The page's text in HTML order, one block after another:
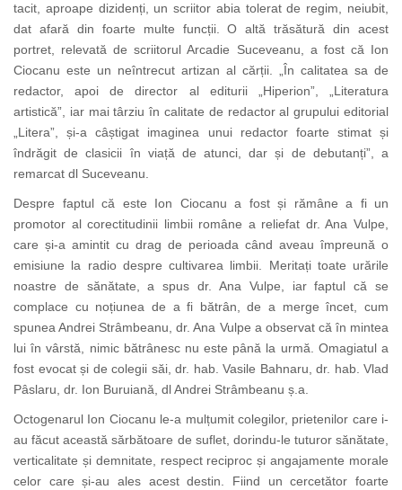
tacit, aproape dizidenți, un scriitor abia tolerat de regim, neiubit,
dat afară din foarte multe funcții. O altă trăsătură din acest
portret, relevată de scriitorul Arcadie Suceveanu, a fost că Ion
Ciocanu este un neîntrecut artizan al cărții. „În calitatea sa de
redactor, apoi de director al editurii „Hiperion”, „Literatura
artistică”, iar mai târziu în calitate de redactor al grupului editorial
„Litera”, și-a câștigat imaginea unui redactor foarte stimat și
îndrăgit de clasicii în viață de atunci, dar și de debutanți”, a
remarcat dl Suceveanu.
Despre faptul că este Ion Ciocanu a fost și rămâne a fi un
promotor al corectitudinii limbii române a reliefat dr. Ana Vulpe,
care și-a amintit cu drag de perioada când aveau împreună o
emisiune la radio despre cultivarea limbii. Meritați toate urările
noastre de sănătate, a spus dr. Ana Vulpe, iar faptul că se
complace cu noțiunea de a fi bătrân, de a merge încet, cum
spunea Andrei Strâmbeanu, dr. Ana Vulpe a observat că în mintea
lui în vârstă, nimic bătrânesc nu este până la urmă. Omagiatul a
fost evocat și de colegii săi, dr. hab. Vasile Bahnaru, dr. hab. Vlad
Pâslaru, dr. Ion Buruiană, dl Andrei Strâmbeanu ș.a.
Octogenarul Ion Ciocanu le-a mulțumit colegilor, prietenilor care i-
au făcut această sărbătoare de suflet, dorindu-le tuturor sănătate,
verticalitate și demnitate, respect reciproc și angajamente morale
celor care și-au ales acest destin. Fiind un cercetător foarte